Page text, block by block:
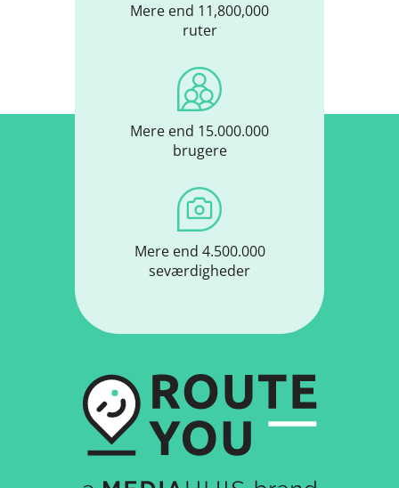
Mere end 11,800,000
ruter
Mere end 15.000.000
brugere
Mere end 4.500.000
seværdigheder